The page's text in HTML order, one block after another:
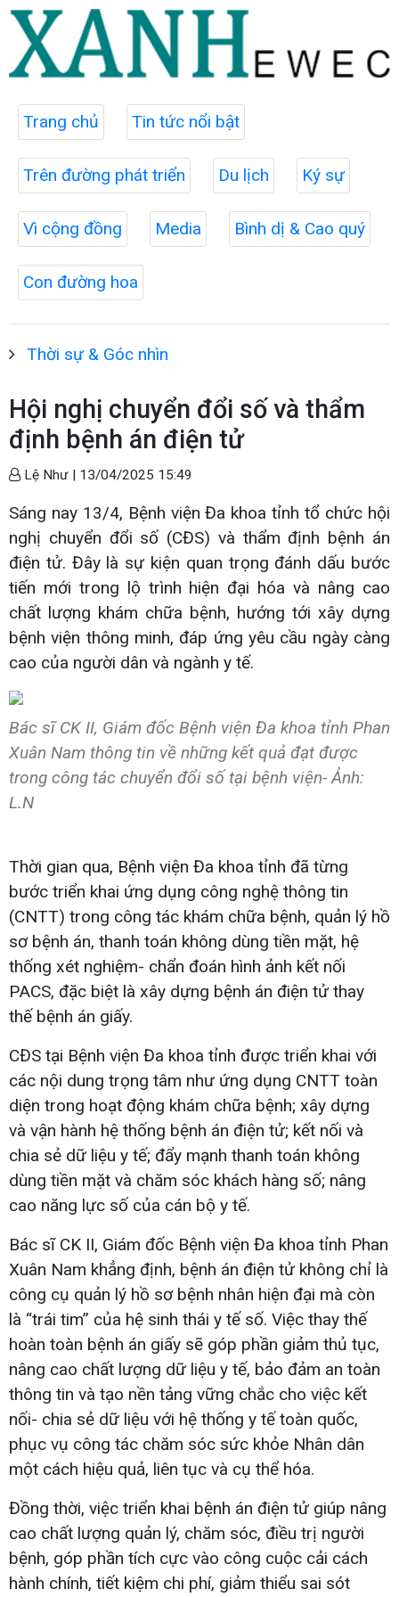
Trang chủ Tin tức nổi bật
Trên đường phát triển Du lịch Ký sự
Vì cộng đồng Media Bình dị & Cao quý
Con đường hoa
Thời sự & Góc nhìn
Hội nghị chuyển đổi số và thẩm
định bệnh án điện tử
Lệ Như | 13/04/2025 15:49
Sáng nay 13/4, Bệnh viện Đa khoa tỉnh tổ chức hội
nghị chuyển đổi số (CĐS) và thẩm định bệnh án
điện tử. Đây là sự kiện quan trọng đánh dấu bước
tiến mới trong lộ trình hiện đại hóa và nâng cao
chất lượng khám chữa bệnh, hướng tới xây dựng
bệnh viện thông minh, đáp ứng yêu cầu ngày càng
cao của người dân và ngành y tế.
Bác sĩ CK II, Giám đốc Bệnh viện Đa khoa tỉnh Phan
Xuân Nam thông tin về những kết quả đạt được
trong công tác chuyển đổi số tại bệnh viện- Ảnh:
L.N
Thời gian qua, Bệnh viện Đa khoa tỉnh đã từng
bước triển khai ứng dụng công nghệ thông tin
(CNTT) trong công tác khám chữa bệnh, quản lý hồ
sơ bệnh án, thanh toán không dùng tiền mặt, hệ
thống xét nghiệm- chẩn đoán hình ảnh kết nối
PACS, đặc biệt là xây dựng bệnh án điện tử thay
thế bệnh án giấy.
CĐS tại Bệnh viện Đa khoa tỉnh được triển khai với
các nội dung trọng tâm như ứng dụng CNTT toàn
diện trong hoạt động khám chữa bệnh; xây dựng
và vận hành hệ thống bệnh án điện tử; kết nối và
chia sẻ dữ liệu y tế; đẩy mạnh thanh toán không
dùng tiền mặt và chăm sóc khách hàng số; nâng
cao năng lực số của cán bộ y tế.
Bác sĩ CK II, Giám đốc Bệnh viện Đa khoa tỉnh Phan
Xuân Nam khẳng định, bệnh án điện tử không chỉ là
công cụ quản lý hồ sơ bệnh nhân hiện đại mà còn
là “trái tim” của hệ sinh thái y tế số. Việc thay thế
hoàn toàn bệnh án giấy sẽ góp phần giảm thủ tục,
nâng cao chất lượng dữ liệu y tế, bảo đảm an toàn
thông tin và tạo nền tảng vững chắc cho việc kết
nối- chia sẻ dữ liệu với hệ thống y tế toàn quốc,
phục vụ công tác chăm sóc sức khỏe Nhân dân
một cách hiệu quả, liên tục và cụ thể hóa.
Đồng thời, việc triển khai bệnh án điện tử giúp nâng
cao chất lượng quản lý, chăm sóc, điều trị người
bệnh, góp phần tích cực vào công cuộc cải cách
hành chính, tiết kiệm chi phí, giảm thiểu sai sót